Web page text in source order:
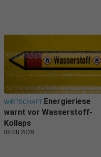
WIRTSCHAFT Energieriese
warnt vor Wasserstoff-
Kollaps
08.08.2026